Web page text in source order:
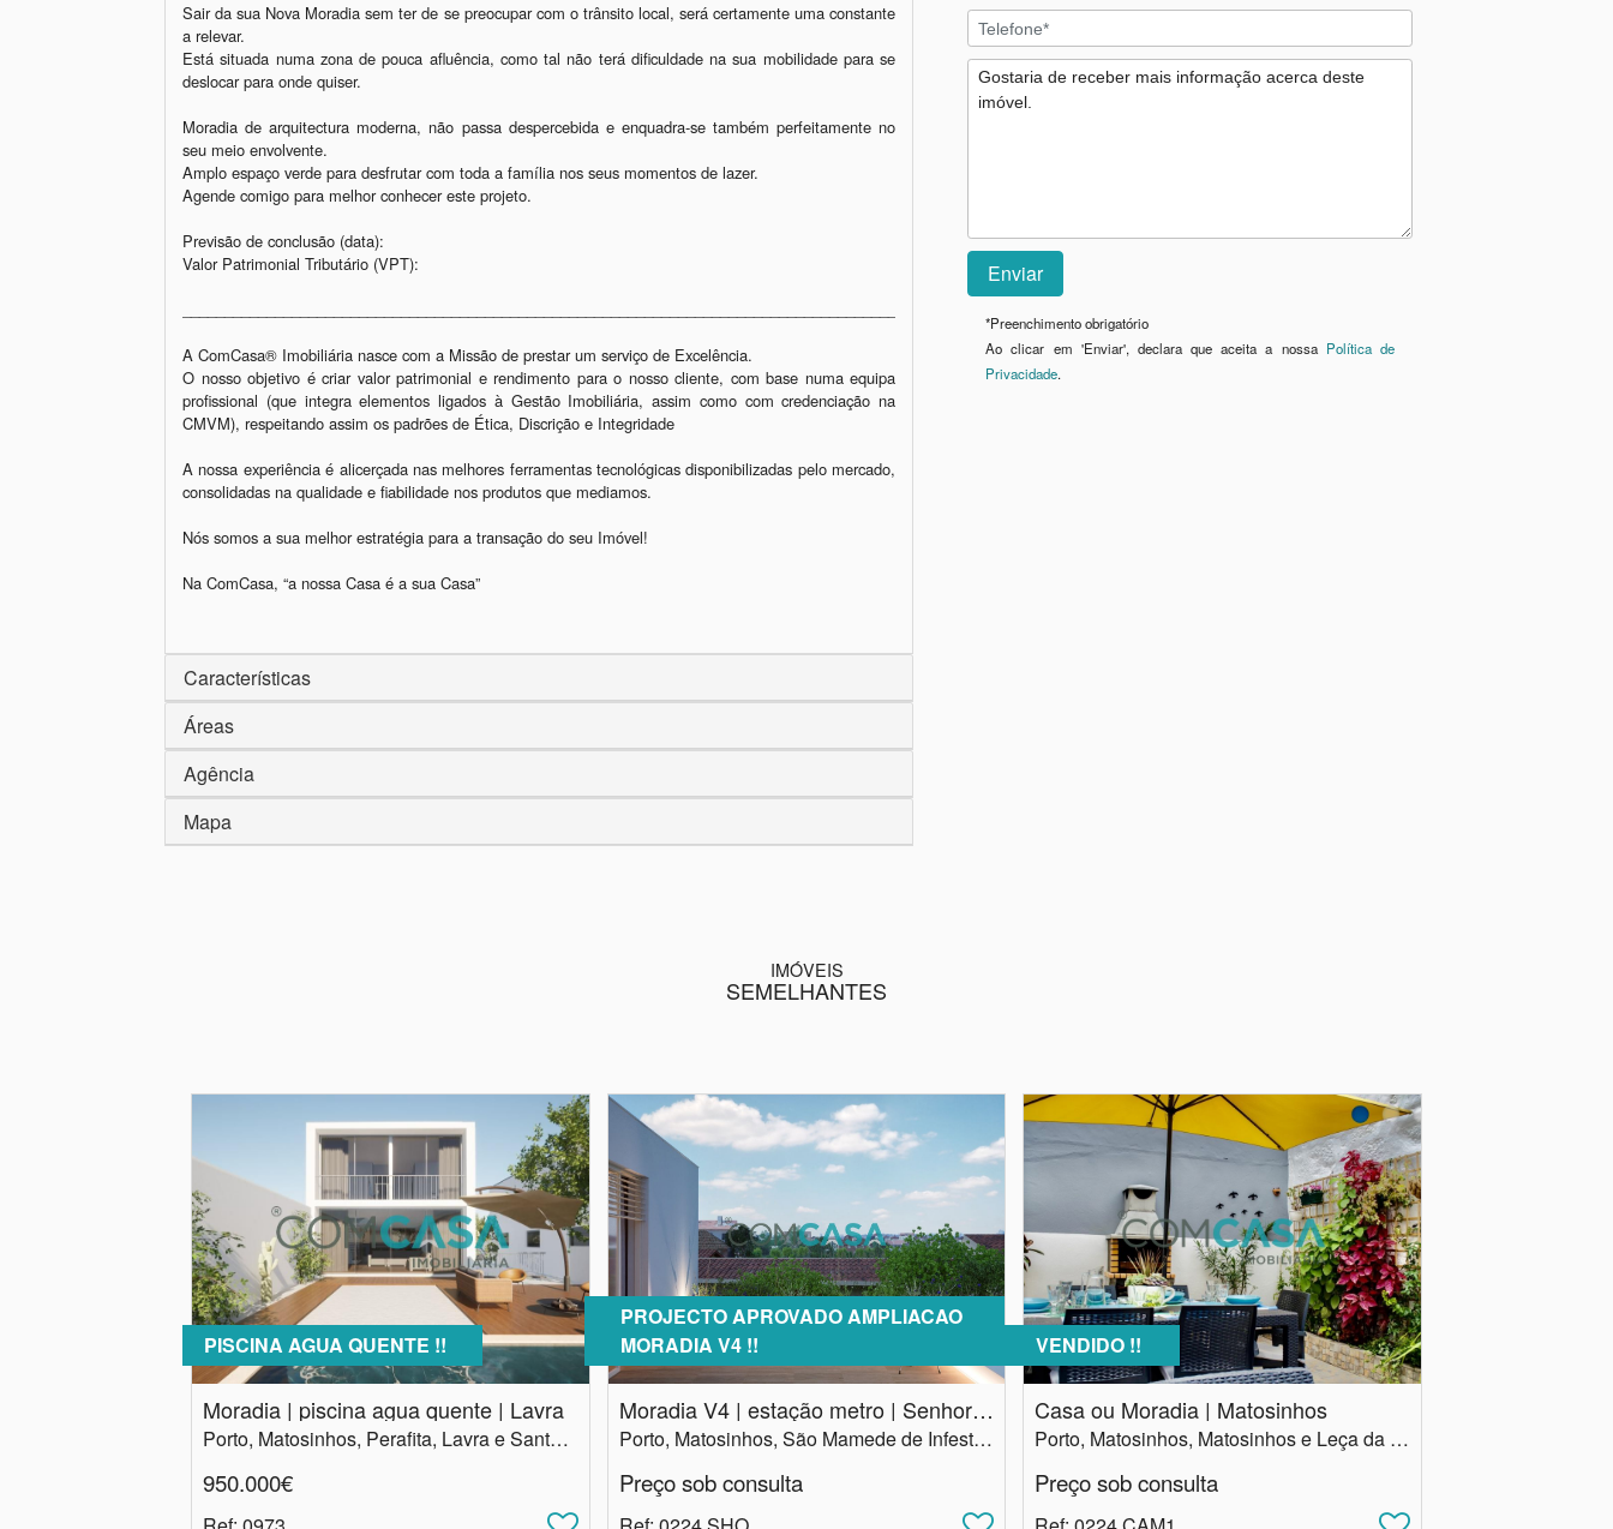
Sair da sua Nova Moradia sem ter de se preocupar com o trânsito local, será certamente uma constante
a relevar.
Está situada numa zona de pouca afluência, como tal não terá dificuldade na sua mobilidade para se
deslocar para onde quiser.
Moradia de arquitectura moderna, não passa despercebida e enquadra-se também perfeitamente no
seu meio envolvente.
Amplo espaço verde para desfrutar com toda a família nos seus momentos de lazer.
Agende comigo para melhor conhecer este projeto.
Previsão de conclusão (data):
Valor Patrimonial Tributário (VPT):
A ComCasa® Imobiliária nasce com a Missão de prestar um serviço de Excelência.
O nosso objetivo é criar valor patrimonial e rendimento para o nosso cliente, com base numa equipa
profissional (que integra elementos ligados à Gestão Imobiliária, assim como com credenciação na
CMVM), respeitando assim os padrões de Ética, Discrição e Integridade
A nossa experiência é alicerçada nas melhores ferramentas tecnológicas disponibilizadas pelo mercado,
consolidadas na qualidade e fiabilidade nos produtos que mediamos.
Nós somos a sua melhor estratégia para a transação do seu Imóvel!
Na ComCasa, “a nossa Casa é a sua Casa”
Características
Áreas
Agência
Mapa
*Preenchimento obrigatório
Ao clicar em 'Enviar', declara que aceita a nossa Política de
Privacidade.
IMÓVEIS
SEMELHANTES
PISCINA AGUA QUENTE !!
Moradia | piscina agua quente | Lavra
Porto, Matosinhos, Perafita, Lavra e Santa Cruz do Bispo
950.000€
PROJECTO APROVADO AMPLIACAO
MORADIA V4 !!
Moradia V4 | estação metro | Senhora Hora Matosinhos
Porto, Matosinhos, São Mamede de Infesta e Senhora da Hora
Preço sob consulta
VENDIDO !!
Casa ou Moradia | Matosinhos
Porto, Matosinhos, Matosinhos e Leça da Palmeira
Preço sob consulta